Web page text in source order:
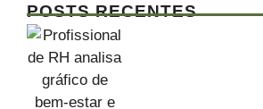
POSTS RECENTES